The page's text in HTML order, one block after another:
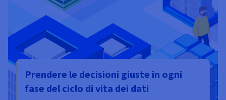
Prendere le decisioni giuste in ogni
fase del ciclo di vita dei dati